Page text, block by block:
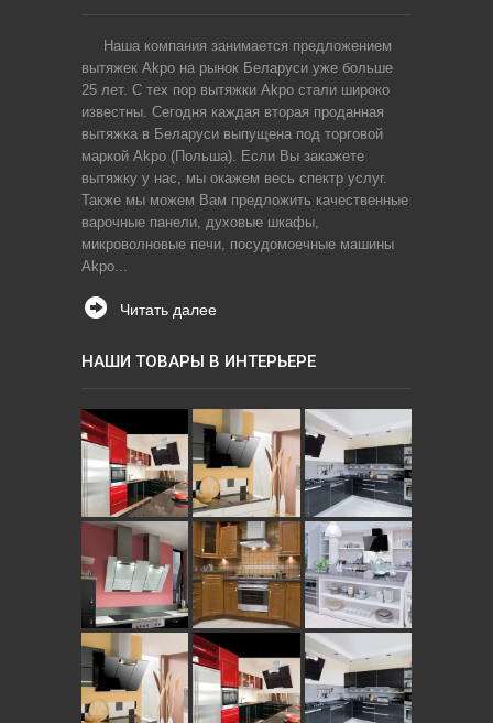
Наша компания занимается предложением
вытяжек Akpo на рынок Беларуси уже больше
25 лет. С тех пор вытяжки Akpo стали широко
известны. Сегодня каждая вторая проданная
вытяжка в Беларуси выпущена под торговой
маркой Akpo (Польша). Если Вы закажете
вытяжку у нас, мы окажем весь спектр услуг.
Также мы можем Вам предложить качественные
варочные панели, духовые шкафы,
микроволновые печи, посудомоечные машины
Akpo...
Читать далее
НАШИ ТОВАРЫ В ИНТЕРЬЕРЕ